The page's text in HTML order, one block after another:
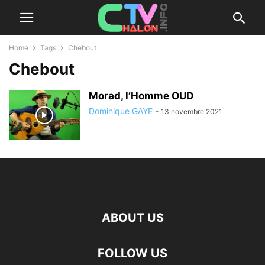
Home Tags Chebout
Chebout
Morad, l’Homme OUD
Dominique GAYE - 13 novembre 2021
ABOUT US
FOLLOW US